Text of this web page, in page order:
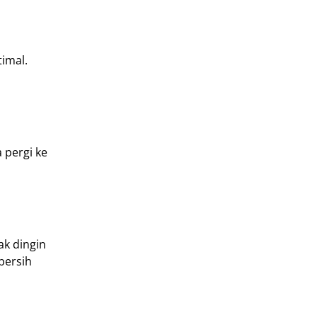
pergi ke
dingin